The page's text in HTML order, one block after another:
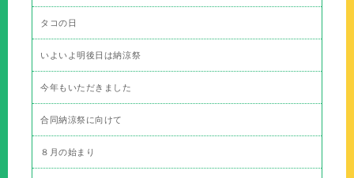
タコの日
いよいよ明後日は納涼祭
今年もいただきました
合同納涼祭に向けて
８月の始まり